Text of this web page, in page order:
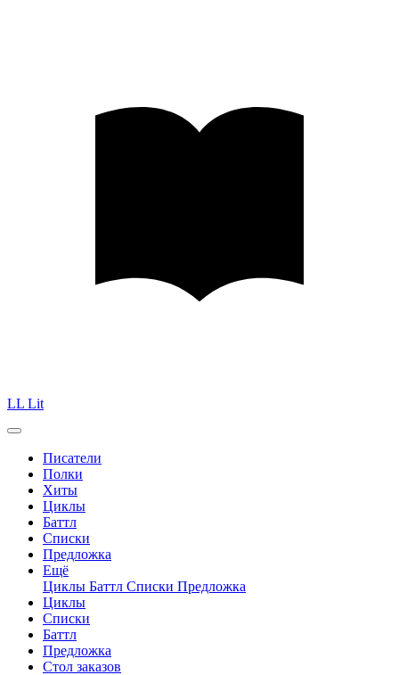
LL Lit
Писатели
Полки
Хиты
Циклы
Баттл
Списки
Предложка
Ещё
Циклы Баттл Списки Предложка
Циклы
Списки
Баттл
Предложка
Стол заказов